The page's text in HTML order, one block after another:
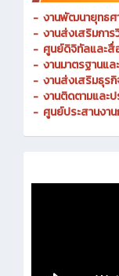
- งานพัฒนายุทธศ
- งานส่งเสริมกา
- ศูนย์ดิจิทัลและ
- งานมาตรฐานแ
- งานส่งเสริมธุร
- งานติดตามและ
- ศูนย์ประสานงา